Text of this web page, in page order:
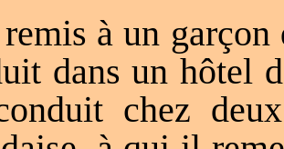
à un
dans un hôtel
chez